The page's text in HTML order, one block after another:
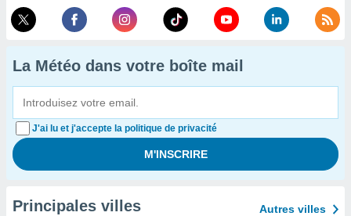
La Météo dans votre boîte mail
J'ai lu et j'accepte la politique de privacité
Principales villes Autres villes